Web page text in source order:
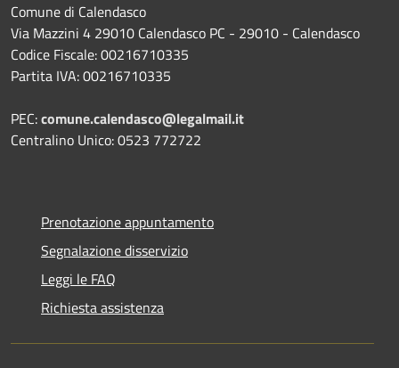
Comune di Calendasco
Via Mazzini 4 29010 Calendasco PC - 29010 - Calendasco
Codice Fiscale: 00216710335
Partita IVA: 00216710335
PEC:comune.calendasco@legalmail.it
Centralino Unico: 0523 772722
Prenotazione appuntamento
Segnalazione disservizio
Leggi le FAQ
Richiesta assistenza